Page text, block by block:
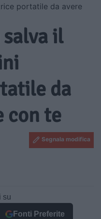
portatile da avere
il
da
con te
Segnala modifica
su
Fonti Preferite